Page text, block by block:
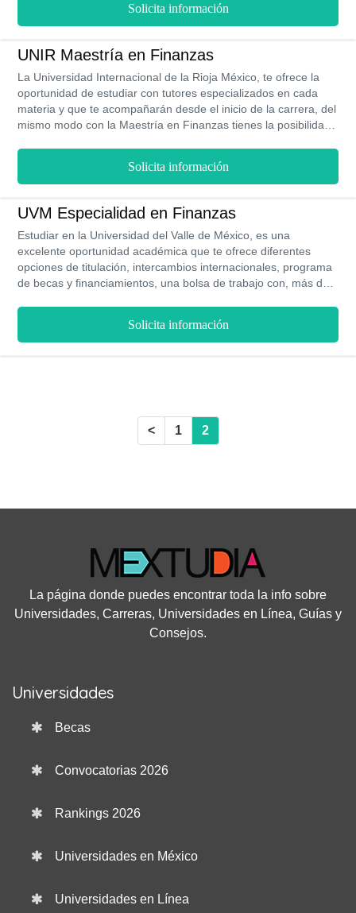
de posgrado de primera calidad en una de las mejores
universidades del país, el cual puede completarse en tan solo 2
años en modalidad presencial y te brindará los conocimientos
necesarios para maximizar el aprovechamiento de los recursos
financieros de una entidad hasta alcanzar sus objetivos
económicos y operativos.
Solicita información
UNIR Maestría en Finanzas
La Universidad Internacional de la Rioja México, te ofrece la
oportunidad de estudiar con tutores especializados en cada
materia y que te acompañarán desde el inicio de la carrera, del
mismo modo con la Maestría en Finanzas tienes la posibilidad
con su modelo 100% en línea te permite estudiar con total
comodidad sin descuidar el resto de tus actividades, todo con
validez oficial otorgada por la SEP.
Solicita información
UVM Especialidad en Finanzas
Estudiar en la Universidad del Valle de México, es una
excelente oportunidad académica que te ofrece diferentes
opciones de titulación, intercambios internacionales, programa
de becas y financiamientos, una bolsa de trabajo con, más de
Solicita información
< 1 2
La página donde puedes encontrar toda la info sobre
Universidades, Carreras, Universidades en Línea, Guías y
Consejos.
Universidades
Becas
Convocatorias 2026
Rankings 2026
Universidades en México
Universidades en Línea